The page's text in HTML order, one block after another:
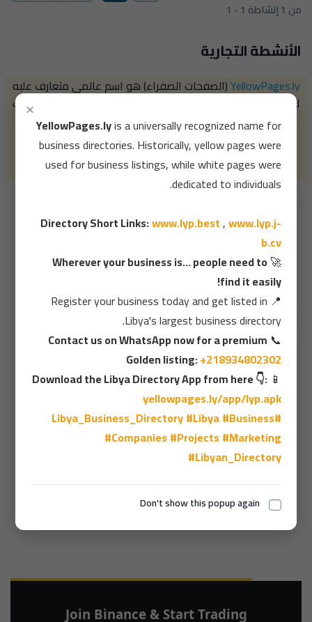
×
YellowPages.lyis a universally recognized name for
business directories. Historically, yellow pages were
used for business listings, while white pages were
dedicated to individuals.
Directory Short Links:www.lyp.best,www.lyp.j-
b.cv
🚀
Wherever your business is... people need to
find it easily!
📍
Register your business today and get listed in
Libya's largest business directory.
📞
Contact us on WhatsApp now for a premium
Golden listing:+218934802302
📱
Download the Libya Directory App from here 👇:
yellowpages.ly/app/lyp.apk
#Libya_Business_Directory
#Libya#Business
#Companies #Projects #Marketing
#Libyan_Directory
Don't show this popup again
1 - 1 من 1 إنشاطة
الأنشطة التجارية
YellowPages.ly(الصفحات الصفراء) هو اسم عالمي متعارف عليه
للدليل التجاري، حيث كانت الصفحات الصفراء تُستخدم قديمًا لبيانات
الشركات، بينما خُصصت الصفحات البيضاء لبيانات الأفراد.
روابط مختصرة للدليل :
www.lyp.best,www.lyp.j-b.cv
,
قم بالبحث ألان بشكل دقيق داخل الدليل 👇
شركة الأيادي
1
عدد الزوار، visitors